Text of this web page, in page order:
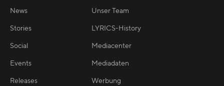
News
Stories
Social
Events
Releases
Unser Team
LYRICS-History
Mediacenter
Mediadaten
Werbung